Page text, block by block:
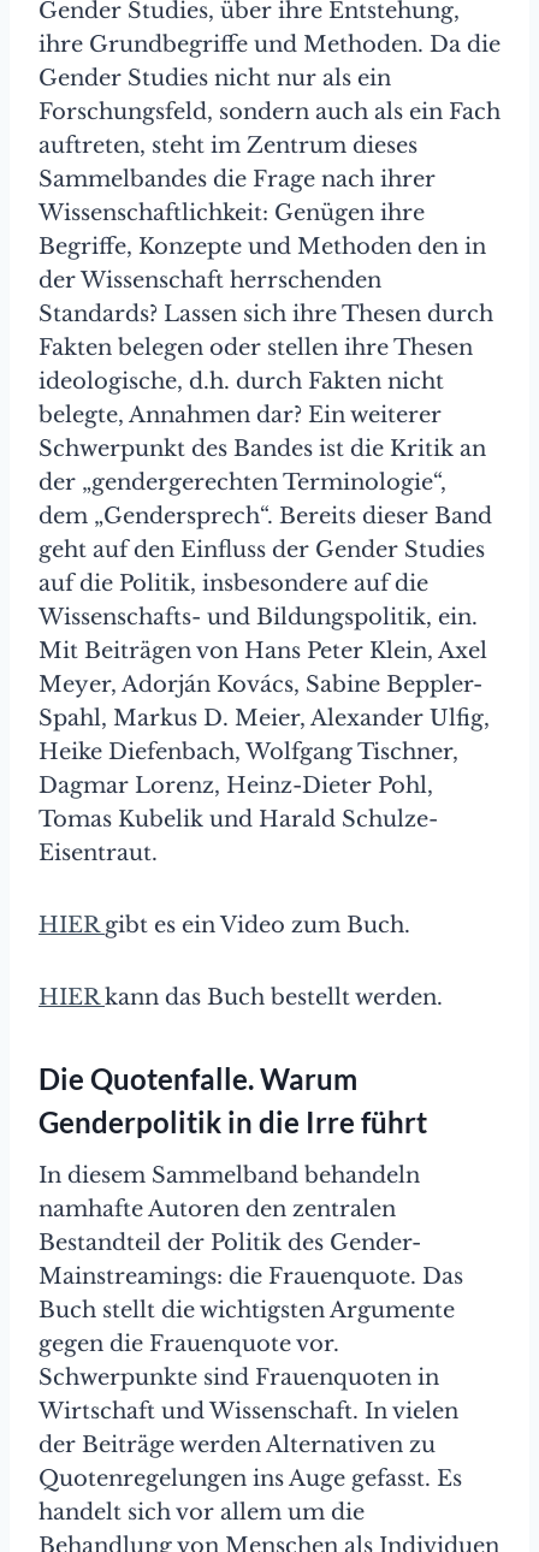
Gender Studies, über ihre Entstehung,
ihre Grundbegriffe und Methoden. Da die
Gender Studies nicht nur als ein
Forschungsfeld, sondern auch als ein Fach
auftreten, steht im Zentrum dieses
Sammelbandes die Frage nach ihrer
Wissenschaftlichkeit: Genügen ihre
Begriffe, Konzepte und Methoden den in
der Wissenschaft herrschenden
Standards? Lassen sich ihre Thesen durch
Fakten belegen oder stellen ihre Thesen
ideologische, d.h. durch Fakten nicht
belegte, Annahmen dar? Ein weiterer
Schwerpunkt des Bandes ist die Kritik an
der „gendergerechten Terminologie“,
dem „Gendersprech“. Bereits dieser Band
geht auf den Einfluss der Gender Studies
auf die Politik, insbesondere auf die
Wissenschafts- und Bildungspolitik, ein.
Mit Beiträgen von Hans Peter Klein, Axel
Meyer, Adorján Kovács, Sabine Beppler-
Spahl, Markus D. Meier, Alexander Ulfig,
Heike Diefenbach, Wolfgang Tischner,
Dagmar Lorenz, Heinz-Dieter Pohl,
Tomas Kubelik und Harald Schulze-
Eisentraut.
HIERgibt es ein Video zum Buch.
HIERkann das Buch bestellt werden.
Die Quotenfalle. Warum
Genderpolitik in die Irre führt
In diesem Sammelband behandeln
namhafte Autoren den zentralen
Bestandteil der Politik des Gender-
Mainstreamings: die Frauenquote. Das
Buch stellt die wichtigsten Argumente
gegen die Frauenquote vor.
Schwerpunkte sind Frauenquoten in
Wirtschaft und Wissenschaft. In vielen
der Beiträge werden Alternativen zu
Quotenregelungen ins Auge gefasst. Es
handelt sich vor allem um die
Behandlung von Menschen als Individuen